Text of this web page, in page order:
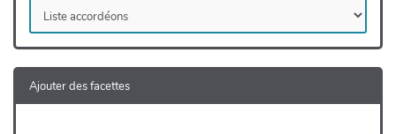
Ajouter des facettes